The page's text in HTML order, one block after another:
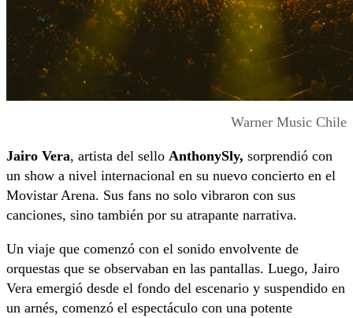
Warner Music Chile
Jairo Vera, artista del sello AnthonySly, sorprendió con
un show a nivel internacional en su nuevo concierto en el
Movistar Arena. Sus fans no solo vibraron con sus
canciones, sino también por su atrapante narrativa.
Un viaje que comenzó con el sonido envolvente de
orquestas que se observaban en las pantallas. Luego, Jairo
Vera emergió desde el fondo del escenario y suspendido en
un arnés, comenzó el espectáculo con una potente